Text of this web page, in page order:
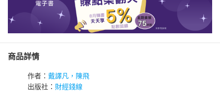
商品詳情
作者： 戴譯凡，陳飛
出版社： 財經錢線